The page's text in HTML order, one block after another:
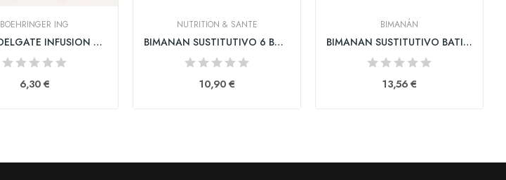
BOEHRINGER ING
KNEIPP DELGATE INFUSION 20 BOLSITAS
6,30 €
NUTRITION & SANTE
BIMANAN SUSTITUTIVO 6 BARRITAS 186 G SABOR...
10,90 €
BIMANÁN
BIMANAN SUSTITUTIVO BATIDO 6 SOBRES 50 g SABOR...
13,56 €